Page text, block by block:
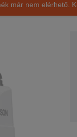
már nem elérhető.